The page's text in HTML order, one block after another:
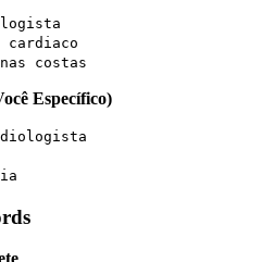
cardiaco
costas
Específico)